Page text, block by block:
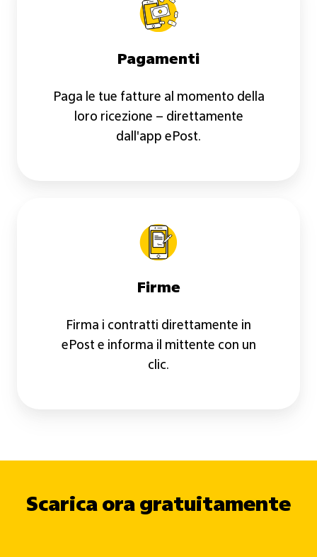
Pagamenti
Paga le tue fatture al momento della
loro ricezione – direttamente
dall'app ePost.
Firme
Firma i contratti direttamente in
ePost e informa il mittente con un
clic.
Scarica ora gratuitamente